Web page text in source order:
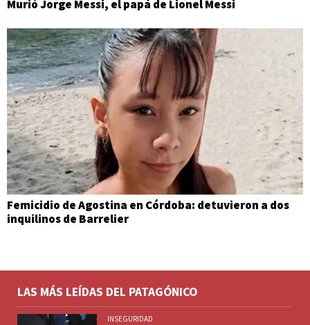
Murió Jorge Messi, el papá de Lionel Messi
Femicidio de Agostina en Córdoba: detuvieron a dos
inquilinos de Barrelier
LAS MÁS LEÍDAS DEL PATAGÓNICO
INSEGURIDAD